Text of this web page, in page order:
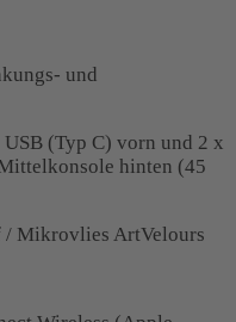
und
(Typ C) vorn und 2 x
hinten (45
/ Mikrovlies ArtVelours